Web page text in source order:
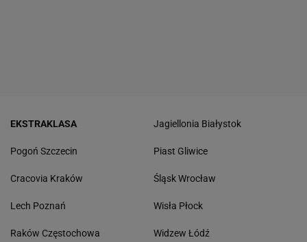
EKSTRAKLASA
Pogoń Szczecin
Cracovia Kraków
Lech Poznań
Raków Częstochowa
Jagiellonia Białystok
Piast Gliwice
Śląsk Wrocław
Wisła Płock
Widzew Łódź